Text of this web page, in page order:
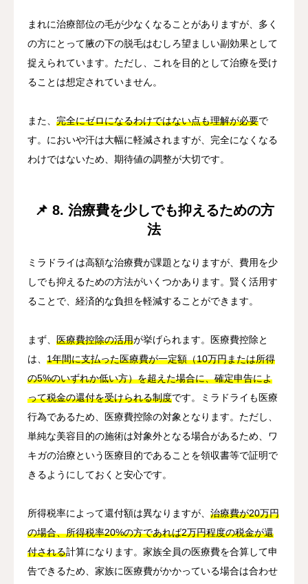
まれに治療部位の毛が少なくなることがありますが、多く
の方にとって腋の下の脱毛はむしろ望ましい副効果として
捉えられています。ただし、これを目的として治療を受け
ることは想定されていません。
また、 完全にゼロになるわけではない点も理解が必要で
す。においや汗は大幅に軽減されますが、完全になくなる
わけではないため、期待値の調整が大切です。
📌 8. 治療費を少しでも抑えるための方
法
ミラドライは高額な治療費が課題となりますが、費用を少
しでも抑えるための方法がいくつかあります。賢く活用す
ることで、経済的な負担を軽減することができます。
まず、 医療費控除の活用が挙げられます。医療費控除と
は、 1年間に支払った医療費が一定額（10万円または所得
の5%のいずれか低い方）を超えた場合に、確定申告によ
って税金の還付を受けられる制度です。ミラドライも医療
行為であるため、医療費控除の対象となります。ただし、
単純な美容目的の施術は対象外となる場合があるため、ワ
キガの治療という医療目的であることを領収書等で証明で
きるようにしておくと安心です。
所得税率によって還付額は異なりますが、 治療費が20万円
の場合、所得税率20%の方であれば2万円程度の税金が還
付される計算になります。家族全員の医療費を合算して申
告できるため、家族に医療費がかかっている場合は合わせ